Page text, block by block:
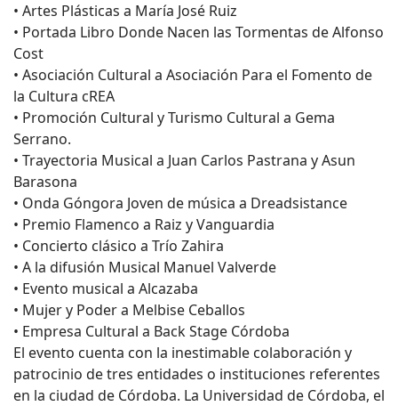
• Artes Plásticas a María José Ruiz
• Portada Libro Donde Nacen las Tormentas de Alfonso
Cost
• Asociación Cultural a Asociación Para el Fomento de
la Cultura cREA
• Promoción Cultural y Turismo Cultural a Gema
Serrano.
• Trayectoria Musical a Juan Carlos Pastrana y Asun
Barasona
• Onda Góngora Joven de música a Dreadsistance
• Premio Flamenco a Raiz y Vanguardia
• Concierto clásico a Trío Zahira
• A la difusión Musical Manuel Valverde
• Evento musical a Alcazaba
• Mujer y Poder a Melbise Ceballos
• Empresa Cultural a Back Stage Córdoba
El evento cuenta con la inestimable colaboración y
patrocinio de tres entidades o instituciones referentes
en la ciudad de Córdoba. La Universidad de Córdoba, el